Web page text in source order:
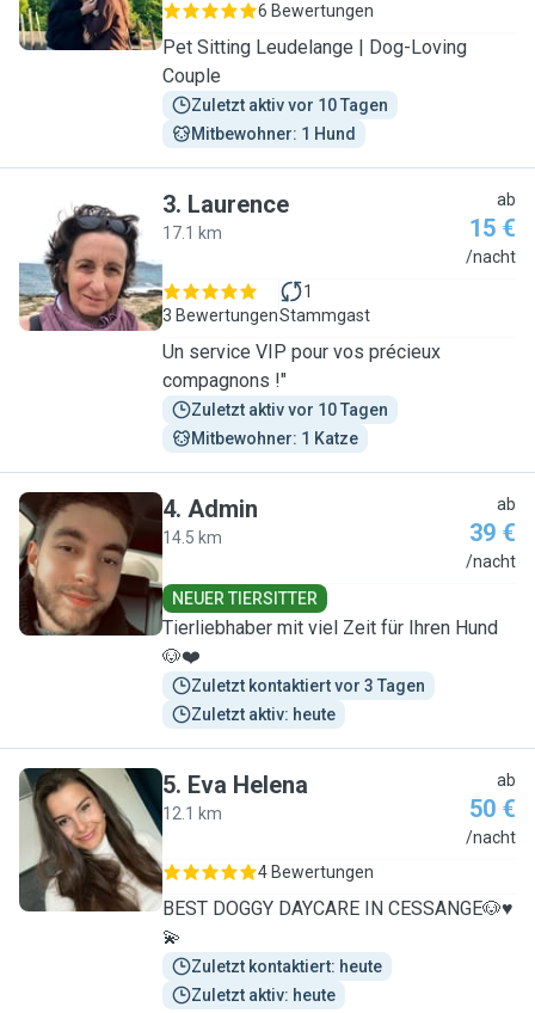
6 Bewertungen
Pet Sitting Leudelange | Dog-Loving
Couple
Zuletzt aktiv vor 10 Tagen
Mitbewohner: 1 Hund
L
3. Laurence
17.1 km
ab
15 €
/nacht
3 Bewertungen
1
Stammgast
Un service VIP pour vos précieux
compagnons !"
Zuletzt aktiv vor 10 Tagen
Mitbewohner: 1 Katze
A
4. Admin
14.5 km
ab
39 €
/nacht
NEUER TIERSITTER
Tierliebhaber mit viel Zeit für Ihren Hund
🐶❤️
Zuletzt kontaktiert vor 3 Tagen
Zuletzt aktiv: heute
E
5. Eva Helena
12.1 km
ab
50 €
/nacht
4 Bewertungen
BEST DOGGY DAYCARE IN CESSANGE🐶♥️
💫
Zuletzt kontaktiert: heute
Zuletzt aktiv: heute